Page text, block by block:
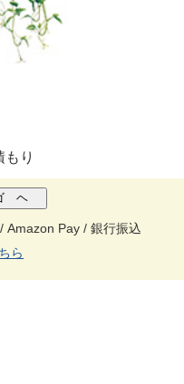
り
Amazon Pay / 銀行振込
ら